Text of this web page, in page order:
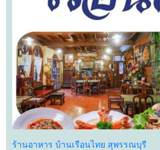
ร้านอาหาร บ้านเรือนไทย สุพรรณบุรี